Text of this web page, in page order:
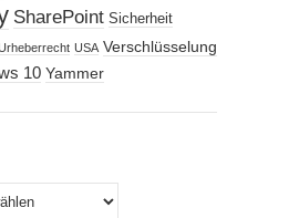
SharePoint Sicherheit
USA Verschlüsselung
10 Yammer